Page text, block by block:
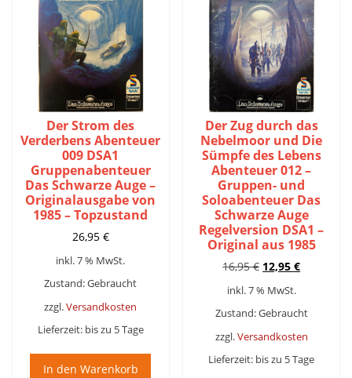
Der Strom des
Verderbens Abenteuer
009 DSA1
Gruppenabenteuer
Das Schwarze Auge –
Originalausgabe von
1985 – Topzustand
26,95 €
inkl. 7 % MwSt.
Zustand: Gebraucht
zzgl.Versandkosten
Lieferzeit: bis zu 5 Tage
In den Warenkorb
Der Zug durch das
Nebelmoor und Die
Sümpfe des Lebens
Abenteuer 012 –
Gruppen- und
Soloabenteuer Das
Schwarze Auge
Regelversion DSA1 –
Original aus 1985
16,95€ Ursprünglicher
war:
16,95 €
12,95€Aktueller
12,95 €.
inkl. 7 % MwSt.
Zustand: Gebraucht
zzgl.Versandkosten
Lieferzeit: bis zu 5 Tage